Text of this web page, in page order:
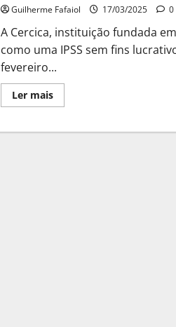
e
Ano
Novo
em
linhas
e
Navegante
Guilherme Fafaiol 17/03/2025 0
A Cercica, instituição fundada
como uma IPSS sem fins
fevereiro...
Ler maisLeia
mais
tem